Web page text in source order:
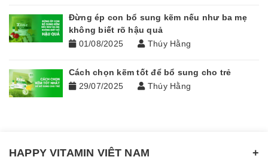
Đừng ép con bổ sung kẽm nếu như ba mẹ
không biết rõ hậu quả
01/08/2025
Thúy Hằng
Cách chọn kẽm tốt để bổ sung cho trẻ
29/07/2025
Thúy Hằng
HAPPY VITAMIN VIỆT NAM